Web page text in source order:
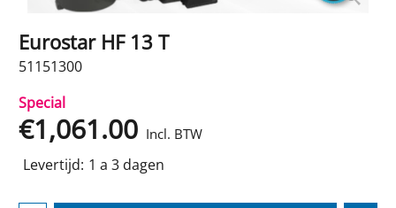
Eurostar HF 13 T
51151300
Special
€1,061.00 Incl. BTW
Levertijd: 1 a 3 dagen